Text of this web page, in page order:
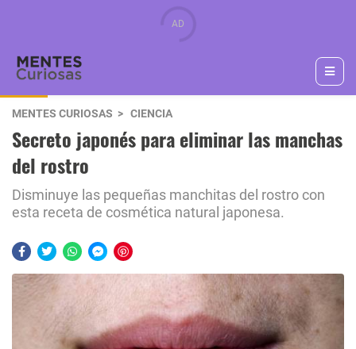
MENTES CURIOSAS CIENCIA
Secreto japonés para eliminar las manchas
del rostro
Disminuye las pequeñas manchitas del rostro con
esta receta de cosmética natural japonesa.